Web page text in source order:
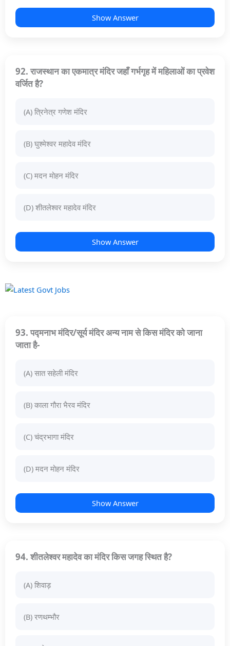
Show Answer
92. राजस्थान का एकमात्र मंदिर जहाँ गर्भगृह में महिलाओं का प्रवेश
वर्जित है?
(A) त्रिनेत्र गणेश मंदिर
(B) घुश्मेश्वर महादेव मंदिर
(C) मदन मोहन मंदिर
(D) शीतलेश्वर महादेव मंदिर
Show Answer
93. पद्मनाभ मंदिर/सूर्य मंदिर अन्य नाम से किस मंदिर को जाना
जाता है-
(A) सात सहेली मंदिर
(B) काला गौरा भैरव मंदिर
(C) चंद्रभागा मंदिर
(D) मदन मोहन मंदिर
Show Answer
94. शीतलेश्वर महादेव का मंदिर किस जगह स्थित है?
(A) शिवाड़
(B) रणथम्भौर